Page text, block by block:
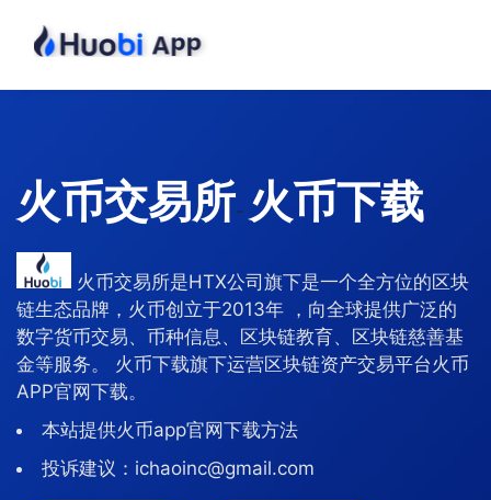
火币交易所- 火币下载
火币交易所是HTX公司旗下是一个全方位的区块
链生态品牌，火币创立于2013年 ，向全球提供广泛的
数字货币交易、币种信息、区块链教育、区块链慈善基
金等服务。 火币下载旗下运营区块链资产交易平台火币
APP官网下载。
本站提供火币app官网下载方法
投诉建议：ichaoinc@gmail.com